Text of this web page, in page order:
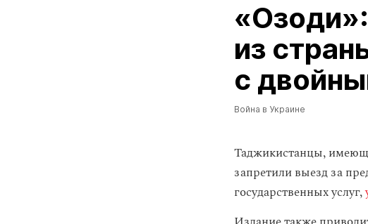
из
с
Война в Украине
Таджикистанцы,
запретили выезд за
государственных услуг,